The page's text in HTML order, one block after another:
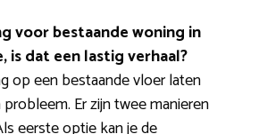
voor bestaande woning in
is dat een lastig verhaal?
op een bestaande vloer laten
Er zijn twee manieren